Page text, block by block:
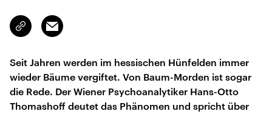
Link
kopieren/teilen
Email
Seit Jahren werden im hessischen Hünfelden immer
wieder Bäume vergiftet. Von Baum-Morden ist sogar
die Rede. Der Wiener Psychoanalytiker Hans-Otto
Thomashoff deutet das Phänomen und spricht über